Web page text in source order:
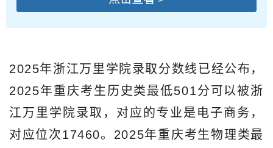
2025年浙江万里学院录取分数线已经公布，
2025年重庆考生历史类最低501分可以被浙
江万里学院录取，对应的专业是电子商务，
对应位次17460。2025年重庆考生物理类最